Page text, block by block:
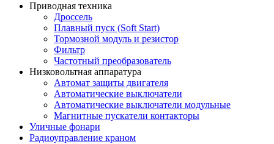
Приводная техника
Дроссель
Плавный пуск (Soft Start)
Тормозной модуль и резистор
Фильтр
Частотный преобразователь
Низковольтная аппаратура
Автомат защиты двигателя
Автоматические выключатели
Автоматические выключатели модульные
Магнитные пускатели контакторы
Уличные фонари
Радиоуправление краном